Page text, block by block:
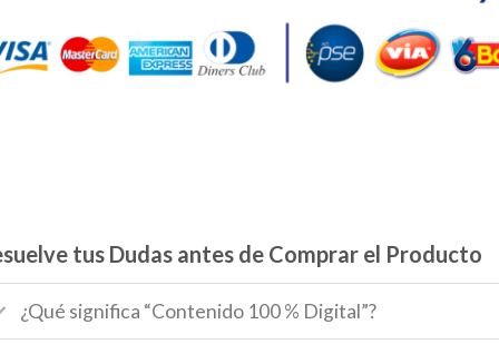
tus Dudas antes de Comprar el Producto
¿Qué significa “Contenido 100 % Digital”?